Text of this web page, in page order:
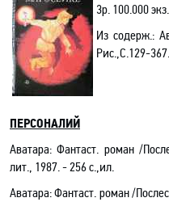
3р. 100.000 экз.
Из содерж.:
Рис.,С.129-367.
ПЕРСОНАЛИЙ
Аватара: Фантаст. роман /
лит., 1987. - 256 с.,ил.
Аватара: Фантаст. роман /